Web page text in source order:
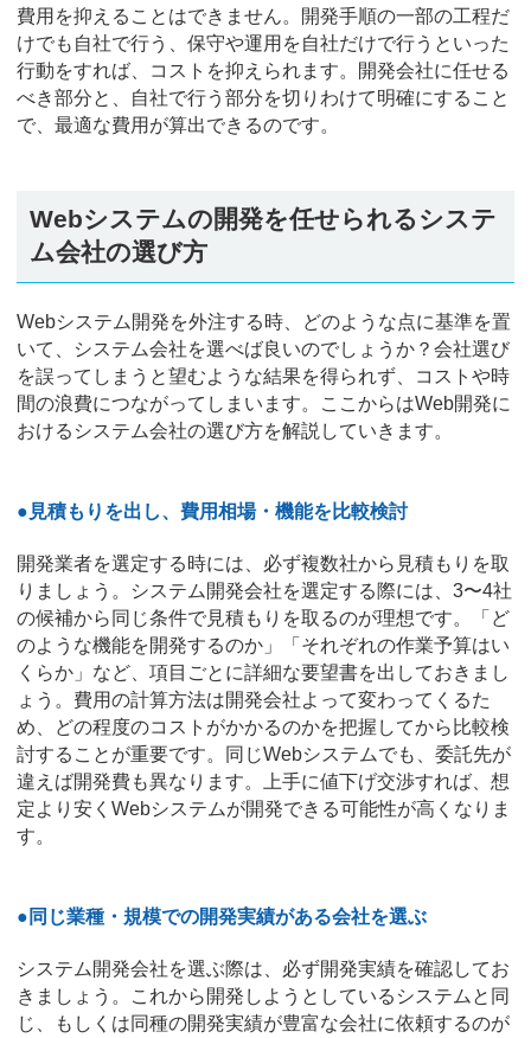
費用を抑えることはできません。開発手順の一部の工程だ
けでも自社で行う、保守や運用を自社だけで行うといった
行動をすれば、コストを抑えられます。開発会社に任せる
べき部分と、自社で行う部分を切りわけて明確にすること
で、最適な費用が算出できるのです。
Webシステムの開発を任せられるシステ
ム会社の選び方
Webシステム開発を外注する時、どのような点に基準を置
いて、システム会社を選べば良いのでしょうか？会社選び
を誤ってしまうと望むような結果を得られず、コストや時
間の浪費につながってしまいます。ここからはWeb開発に
おけるシステム会社の選び方を解説していきます。
●見積もりを出し、費用相場・機能を比較検討
開発業者を選定する時には、必ず複数社から見積もりを取
りましょう。システム開発会社を選定する際には、3〜4社
の候補から同じ条件で見積もりを取るのが理想です。「ど
のような機能を開発するのか」「それぞれの作業予算はい
くらか」など、項目ごとに詳細な要望書を出しておきまし
ょう。費用の計算方法は開発会社よって変わってくるた
め、どの程度のコストがかかるのかを把握してから比較検
討することが重要です。同じWebシステムでも、委託先が
違えば開発費も異なります。上手に値下げ交渉すれば、想
定より安くWebシステムが開発できる可能性が高くなりま
す。
●同じ業種・規模での開発実績がある会社を選ぶ
システム開発会社を選ぶ際は、必ず開発実績を確認してお
きましょう。これから開発しようとしているシステムと同
じ、もしくは同種の開発実績が豊富な会社に依頼するのが